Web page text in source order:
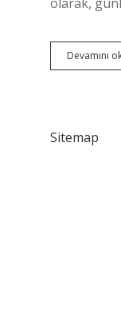
Devamını
Sitemap